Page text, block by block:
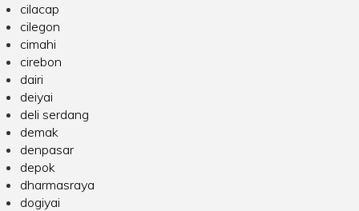
cilacap
cilegon
cimahi
cirebon
dairi
deiyai
deli serdang
demak
denpasar
depok
dharmasraya
dogiyai